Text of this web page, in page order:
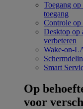
Toegang op
toegang
Controle op
Desktop op
verbeteren
Wake-on-
Smart
Op
voor